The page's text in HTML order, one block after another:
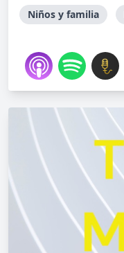
Niños y familia